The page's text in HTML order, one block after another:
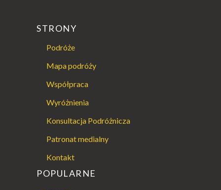
STRONY
Podróże
Mapa podróży
Współpraca
Wyróżnienia
Konsultacja Podróżnicza
Patronat medialny
Kontakt
POPULARNE